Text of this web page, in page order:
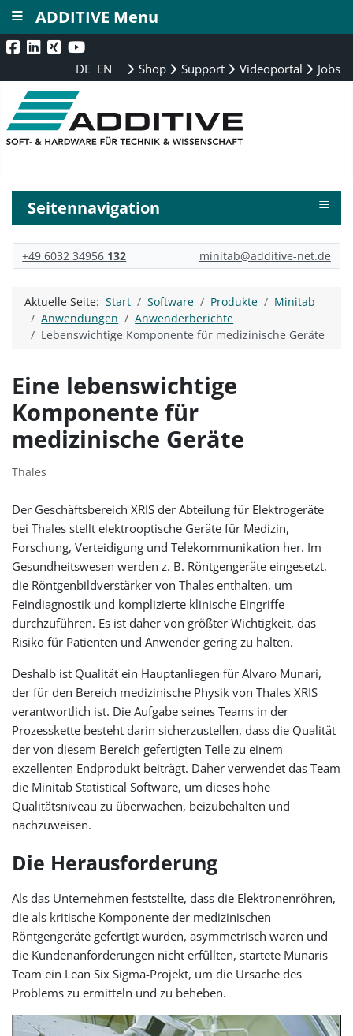
DE EN Shop Support Videoportal Jobs
Seitennavigation ≡
+49 6032 34956 132 minitab@additive-net.de
Aktuelle Seite:Start Software Produkte
Minitab
Anwendungen
Anwenderberichte
Lebenswichtige Komponente für medizinische Geräte
Eine lebenswichtige
Komponente für
medizinische Geräte
Thales
Der Geschäftsbereich XRIS der Abteilung für Elektrogeräte
bei Thales stellt elektrooptische Geräte für Medizin,
Forschung, Verteidigung und Telekommunikation her. Im
Gesundheitswesen werden z. B. Röntgengeräte eingesetzt,
die Röntgenbildverstärker von Thales enthalten, um
Feindiagnostik und komplizierte klinische Eingriffe
durchzuführen. Es ist daher von größter Wichtigkeit, das
Risiko für Patienten und Anwender gering zu halten.
Deshalb ist Qualität ein Hauptanliegen für Alvaro Munari,
der für den Bereich medizinische Physik von Thales XRIS
verantwortlich ist. Die Aufgabe seines Teams in der
Prozesskette besteht darin sicherzustellen, dass die Qualität
der von diesem Bereich gefertigten Teile zu einem
exzellenten Endprodukt beiträgt. Daher verwendet das Team
die Minitab Statistical Software, um dieses hohe
Qualitätsniveau zu überwachen, beizubehalten und
nachzuweisen.
Die Herausforderung
Als das Unternehmen feststellte, dass die Elektronenröhren,
die als kritische Komponente der medizinischen
Röntgengeräte gefertigt wurden, asymmetrisch waren und
die Kundenanforderungen nicht erfüllten, startete Munaris
Team ein Lean Six Sigma-Projekt, um die Ursache des
Problems zu ermitteln und zu beheben.
ADDITIVE Menu
≡